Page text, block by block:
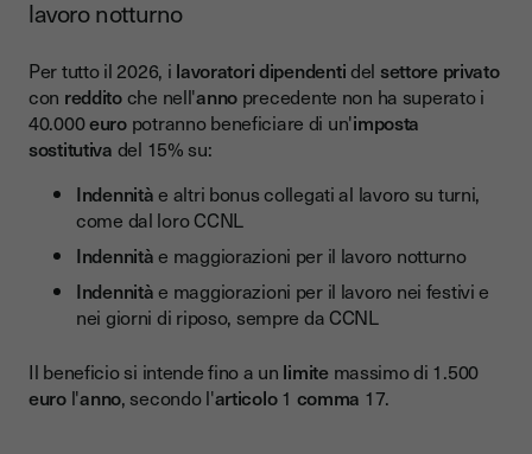
lavoro notturno
Per tutto il 2026, i lavoratori dipendentidel settore privato
con redditoche nell'anno precedente non ha superato i
40.000europotranno beneficiare di un'imposta
sostitutiva del 15% su:
Indennitàe altri bonus collegati al lavoro su turni,
come dal loro CCNL
Indennitàe maggiorazioni per il lavoro notturno
Indennitàe maggiorazioni per il lavoro nei festivi e
nei giorni di riposo, sempre da CCNL
Il beneficio si intende fino a un limitemassimo di 1.500
eurol'anno, secondo l'articolo1 comma 17.